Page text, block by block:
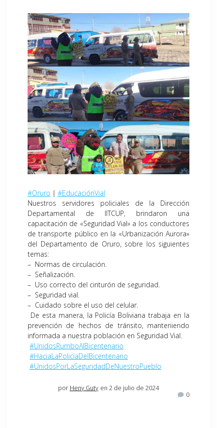
#Oruro | #EducaciónVial
Nuestros servidores policiales de la Dirección
Departamental de IITCUP, brindaron una
capacitación de «Seguridad Vial» a los conductores
de transporte público en la «Urbanización Aurora»
del Departamento de Oruro, sobre los siguientes
temas:
– Normas de circulación.
– Señalización.
– Uso correcto del cinturón de seguridad.
– Seguridad vial.
– Cuidado sobre el uso del celular.
De esta manera, la Policía Boliviana trabaja en la
prevención de hechos de tránsito, manteniendo
informada a nuestra población en Seguridad Vial.
#UnidosRumboAlBicentenario
#HaciaLaPolicíaDelBicentenario
#UnidosPorLaSeguridadDeNuestroPueblo
por Heny Guty en 2 de julio de 2024
0